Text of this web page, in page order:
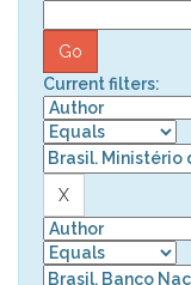
Current filters: